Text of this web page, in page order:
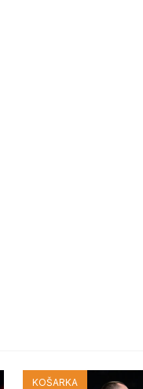
KOŠARKA